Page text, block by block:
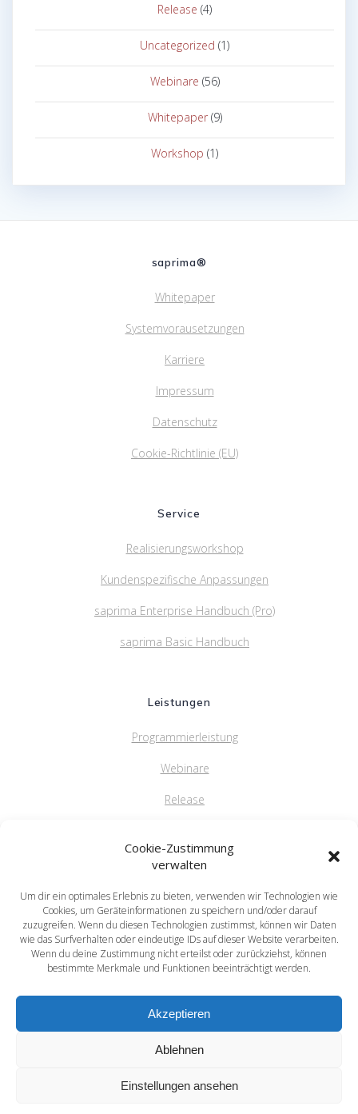
Cookie-Zustimmung
verwalten
Um dir ein optimales Erlebnis zu bieten, verwenden wir Technologien wie
Cookies, um Geräteinformationen zu speichern und/oder darauf
zuzugreifen. Wenn du diesen Technologien zustimmst, können wir Daten
wie das Surfverhalten oder eindeutige IDs auf dieser Website verarbeiten.
Wenn du deine Zustimmung nicht erteilst oder zurückziehst, können
bestimmte Merkmale und Funktionen beeinträchtigt werden.
Akzeptieren
Ablehnen
Einstellungen ansehen
Release (4)
Uncategorized (1)
Webinare (56)
Whitepaper(9)
Workshop (1)
saprima®
Whitepaper
Systemvorausetzungen
Karriere
Impressum
Datenschutz
Cookie-Richtlinie (EU)
Service
Realisierungsworkshop
Kundenspezifische Anpassungen
saprima Enterprise Handbuch (Pro)
saprima Basic Handbuch
Leistungen
Programmierleistung
Webinare
Release
saprima GmbH
Salvatorstr. 5
84051 Essenbach
Tel: +49 871 / 20216622